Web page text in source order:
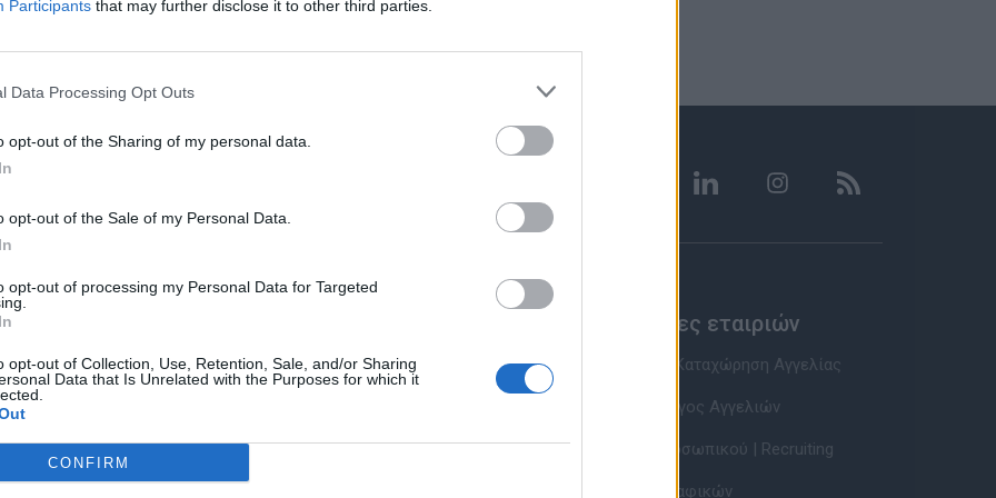
Participants that may further disclose it to other third parties.
Data Processing Opt Outs
opt-out of the Sharing of my personal data.
opt-out of the Sale of my Personal Data.
opt-out of processing my Personal Data for Targeted
opt-out of Collection, Use, Retention, Sale, and/or Sharing
Data that Is Unrelated with the Purposes for which it
CONFIRM
υποψηφίων
Online Βιογραφικού
Καριέρας
Περιγραφές Θέσεων Εργασίας
Υπολογισμός καθαρού μισθού
Υπηρεσίες εταιριών
Εγγραφή & Καταχώρηση Αγγελίας
Τιμοκατάλογος Αγγελιών
Εύρεση Προσωπικού | Recruiting
Βάση Βιογραφικών